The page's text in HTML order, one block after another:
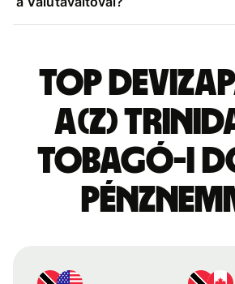
Top
a(z)
Tobagó-i